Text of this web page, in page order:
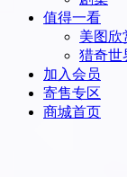
值得一看
美图欣
猎奇世
加入会员
寄售专区
商城首页